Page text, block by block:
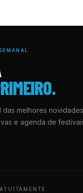
melhores novidades
e agenda de